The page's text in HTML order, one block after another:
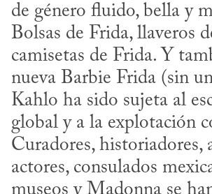
de género fluido, bella y
Bolsas de Frida, llaveros
camisetas de Frida. Y
nueva Barbie Frida (sin
Kahlo ha sido sujeta al
global y a la explotación
Curadores, historiadores,
actores, consulados